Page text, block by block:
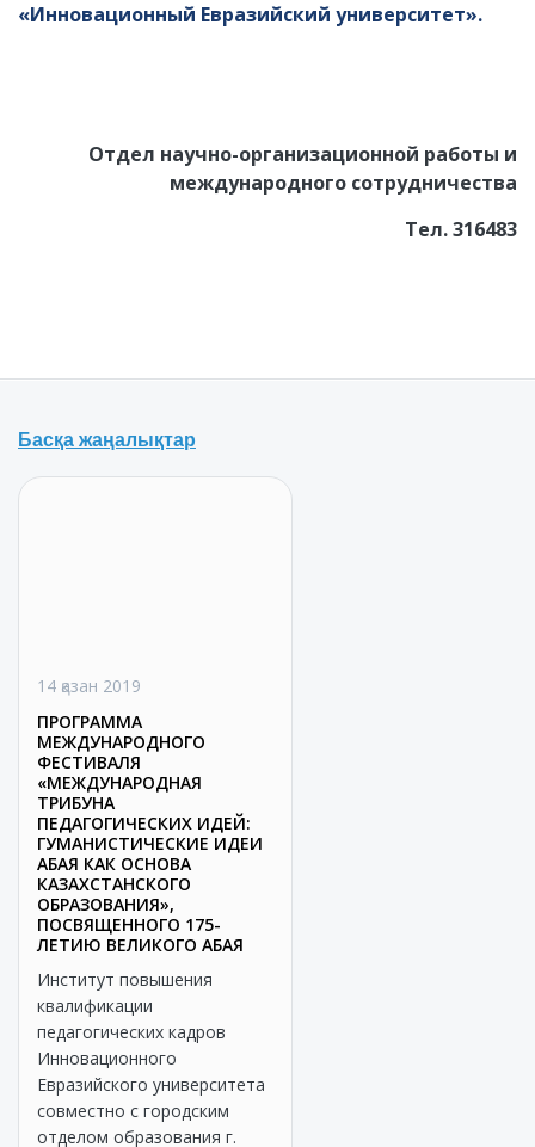
«Инновационный Евразийский университет».
Отдел научно-организационной работы и
международного сотрудничества
Тел. 316483
Басқа жаңалықтар
14 қазан 2019
ПРОГРАММА
МЕЖДУНАРОДНОГО
ФЕСТИВАЛЯ
«МЕЖДУНАРОДНАЯ
ТРИБУНА
ПЕДАГОГИЧЕСКИХ ИДЕЙ:
ГУМАНИСТИЧЕСКИЕ ИДЕИ
АБАЯ КАК ОСНОВА
КАЗАХСТАНСКОГО
ОБРАЗОВАНИЯ»,
ПОСВЯЩЕННОГО 175-
ЛЕТИЮ ВЕЛИКОГО АБАЯ
Институт повышения
квалификации
педагогических кадров
Инновационного
Евразийского университета
совместно с городским
отделом образования г.